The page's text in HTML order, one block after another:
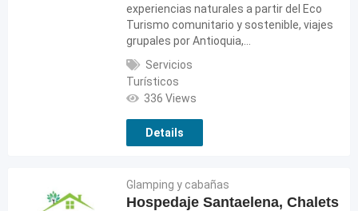
experiencias naturales a partir del Eco
Turismo comunitario y sostenible, viajes
grupales por Antioquia,…
Servicios
Turísticos
336 Views
Details
Glamping y cabañas
Hospedaje Santaelena, Chalets